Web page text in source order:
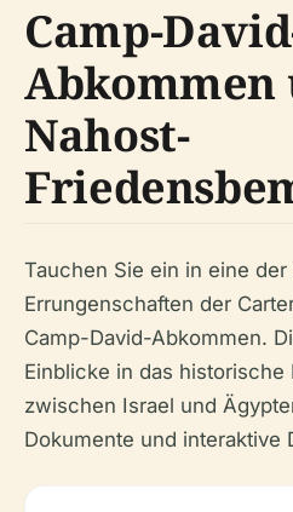
Camp-
Abkommen
Nahost-
Tauchen Sie ein in eine
Errungenschaften der
Camp-David-Abkommen.
Einblicke in das historische
zwischen Israel und
Dokumente und interaktive